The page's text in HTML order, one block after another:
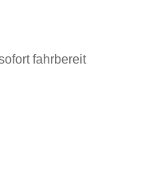
fahrbereit